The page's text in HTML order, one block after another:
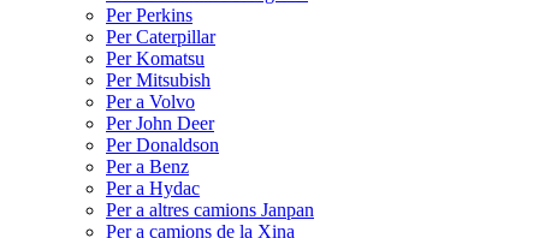
Per Perkins
Per Caterpillar
Per Komatsu
Per Mitsubish
Per a Volvo
Per John Deer
Per Donaldson
Per a Benz
Per a Hydac
Per a altres camions Janpan
Per a camions de la Xina